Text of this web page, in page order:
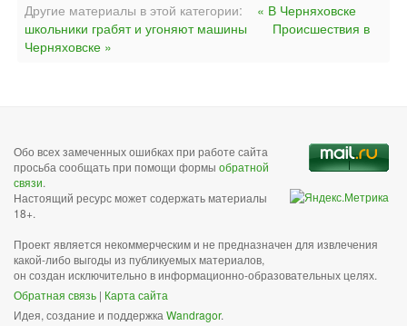
Другие материалы в этой категории:
« В Черняховске
школьники грабят и угоняют машины
Происшествия в
Черняховске »
Обо всех замеченных ошибках при работе сайта
просьба сообщать при помощи формы обратной
связи.
Настоящий ресурс может содержать материалы
18+.
Проект является некоммерческим и не предназначен для извлечения
какой-либо выгоды из публикуемых материалов,
он создан исключительно в информационно-образовательных целях.
Обратная связь | Карта сайта
Идея, создание и поддержка Wandragor.